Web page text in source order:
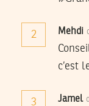
2 Mehdi
c’est
3 Jamel